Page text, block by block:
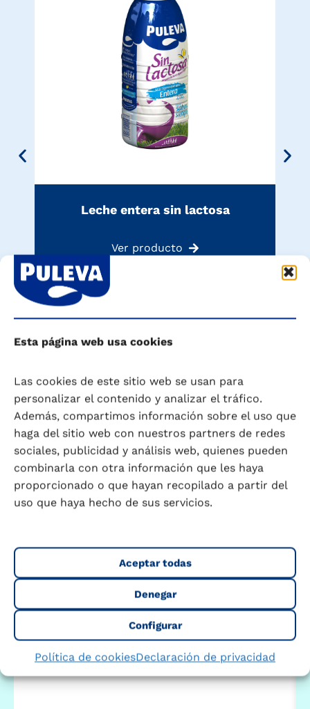
Esta página web usa cookies
Las cookies de este sitio web se usan para
personalizar el contenido y analizar el tráfico.
Además, compartimos información sobre el uso que
haga del sitio web con nuestros partners de redes
sociales, publicidad y análisis web, quienes pueden
combinarla con otra información que les haya
proporcionado o que hayan recopilado a partir del
uso que haya hecho de sus servicios.
Aceptar todas
Denegar
Configurar
Política de cookiesDeclaración de privacidad
Leche entera sin lactosa
Ver producto
Te ayudamos a conocerte y a
cuidarte mejor.
el calcio necesario, tu fecha de parto o tu riesgo
cardiovascular, o saber más de tus hábitos
saludables o personalidad, ponemos a tu
disposición estas calculadoras y test que te
ayudaran a conocerte mejor y por ello a cuidarte
mejor.